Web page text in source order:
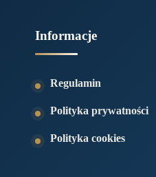
Informacje
Regulamin
Polityka prywatności
Polityka cookies